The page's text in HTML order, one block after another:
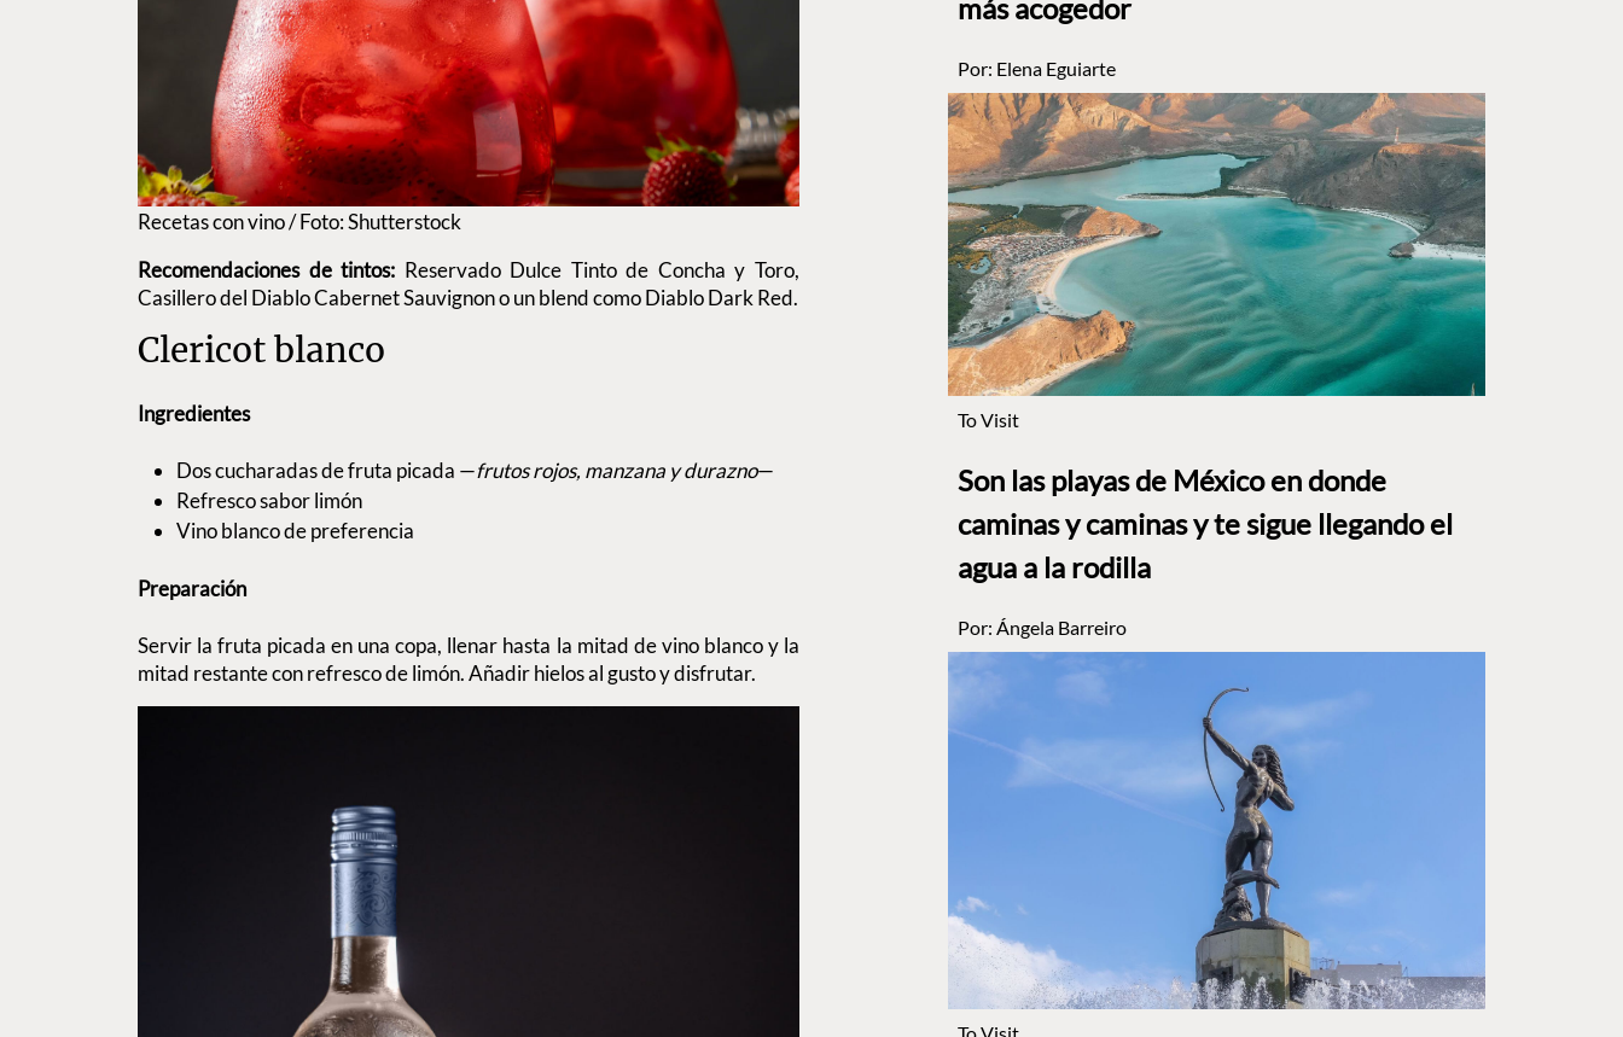
Recetas con vino / Foto: Shutterstock
Recomendaciones de tintos: Reservado Dulce Tinto de Concha y Toro,
Casillero del Diablo Cabernet Sauvignon o un blend como Diablo Dark Red.
Clericot blanco
Ingredientes
Dos cucharadas de fruta picada —frutos rojos, manzana y durazno—
Refresco sabor limón
Vino blanco de preferencia
Preparación
Servir la fruta picada en una copa, llenar hasta la mitad de vino blanco y la
mitad restante con refresco de limón. Añadir hielos al gusto y disfrutar.
más acogedor
Por: Elena Eguiarte
To Visit
Son las playas de México en donde
caminas y caminas y te sigue llegando el
agua a la rodilla
Por: Ángela Barreiro